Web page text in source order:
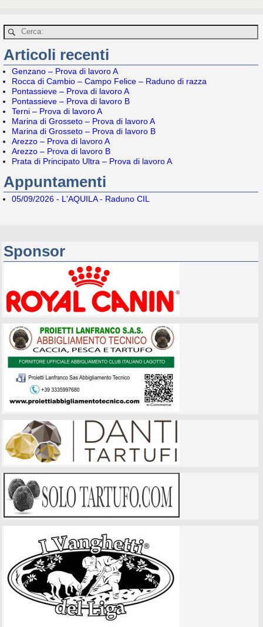
Articoli recenti
Genzano – Prova di lavoro A
Rocca di Cambio – Campo Felice – Raduno di razza
Pontassieve – Prova di lavoro A
Pontassieve – Prova di lavoro B
Terni – Prova di lavoro A
Marina di Grosseto – Prova di lavoro A
Marina di Grosseto – Prova di lavoro B
Arezzo – Prova di lavoro A
Arezzo – Prova di lavoro B
Prata di Principato Ultra – Prova di lavoro A
Appuntamenti
05/09/2026 - L'AQUILA - Raduno CIL
Sponsor